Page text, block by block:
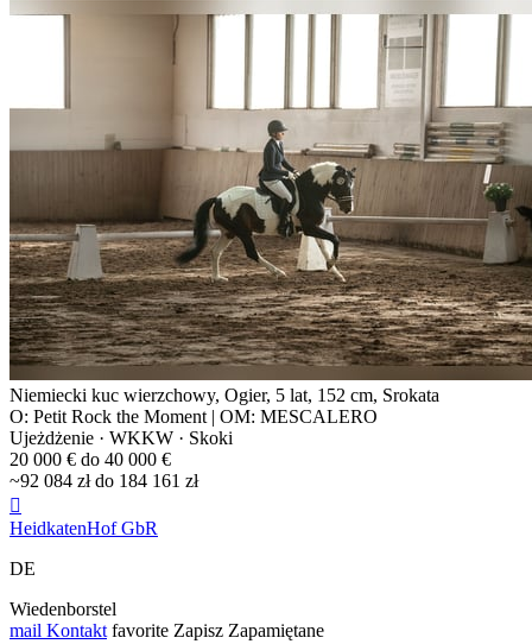
Niemiecki kuc wierzchowy, Ogier, 5 lat, 152 cm, Srokata
O: Petit Rock the Moment | OM: MESCALERO
Ujeżdżenie · WKKW · Skoki
20 000 € do 40 000 €
~92 084 zł do 184 161 zł

HeidkatenHof GbR
DE
Wiedenborstel
mail Kontakt favorite Zapisz Zapamiętane